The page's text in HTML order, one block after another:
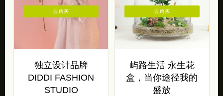
独立设计品牌
DIDDI FASHION
STUDIO
去购买
屿路生活 永生花
盒，当你途径我的
盛放
去购买